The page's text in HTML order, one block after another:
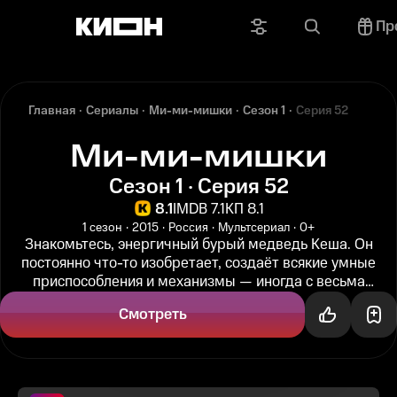
Главная Сериалы Ми-ми-мишки Сезон 1 Серия 52
Ми-ми-мишки
Сезон 1 · Серия 52
8.1IMDB 7.1КП 8.1
1 сезон 2015 Россия Мультсериал 0+
Знакомьтесь, энергичный бурый медведь Кеша. Он
постоянно что-то изобретает, создаёт всякие умные
приспособления и механизмы — иногда с весьма
катастрофическими результатами...
Смотреть